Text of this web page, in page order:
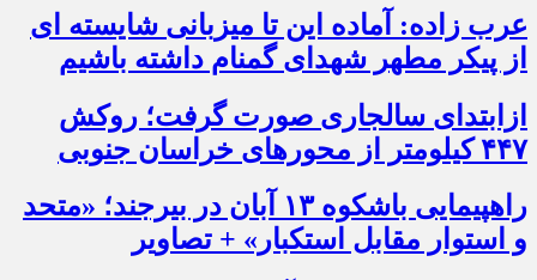
عرب زاده: آماده این تا میزبانی شایسته ای
از پیکر مطهر شهدای گمنام داشته باشیم
ازابتدای سالجاری صورت گرفت؛ روکش
۴۴۷ کیلومتر از محورهای خراسان جنوبی
راهپیمایی باشکوه ۱۳ آبان در بیرجند؛ «متحد
و استوار مقابل استکبار» + تصاویر